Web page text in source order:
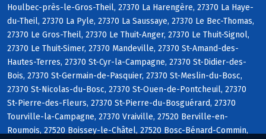
Houlbec-près-le-Gros-Theil, 27370 La Harengère, 27370 La Haye-
du-Theil, 27370 La Pyle, 27370 La Saussaye, 27370 Le Bec-Thomas,
27370 Le Gros-Theil, 27370 Le Thuit-Anger, 27370 Le Thuit-Signol,
27370 Le Thuit-Simer, 27370 Mandeville, 27370 St-Amand-des-
Hautes-Terres, 27370 St-Cyr-la-Campagne, 27370 St-Didier-des-
Bois, 27370 St-Germain-de-Pasquier, 27370 St-Meslin-du-Bosc,
27370 St-Nicolas-du-Bosc, 27370 St-Ouen-de-Pontcheuil, 27370
St-Pierre-des-Fleurs, 27370 St-Pierre-du-Bosguérard, 27370
Tourville-la-Campagne, 27370 Vraiville, 27520 Berville-en-
Roumois, 27520 Boissey-le-Châtel, 27520 Bosc-Bénard-Commin,